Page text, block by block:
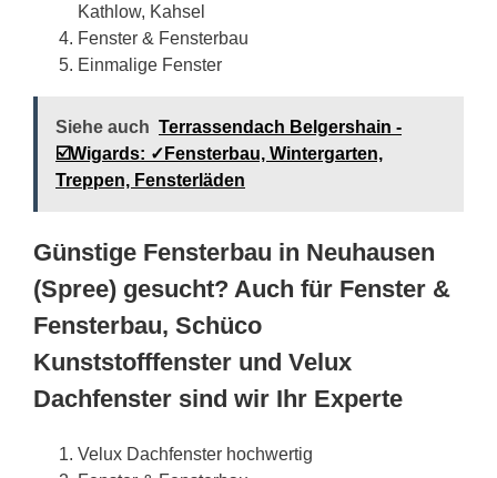
Kathlow, Kahsel
Fenster & Fensterbau
Einmalige Fenster
Siehe auch Terrassendach Belgershain -
☑️Wigards: ✓Fensterbau, Wintergarten,
Treppen, Fensterläden
Günstige Fensterbau in Neuhausen
(Spree) gesucht? Auch für Fenster &
Fensterbau, Schüco
Kunststofffenster und Velux
Dachfenster sind wir Ihr Experte
Velux Dachfenster hochwertig